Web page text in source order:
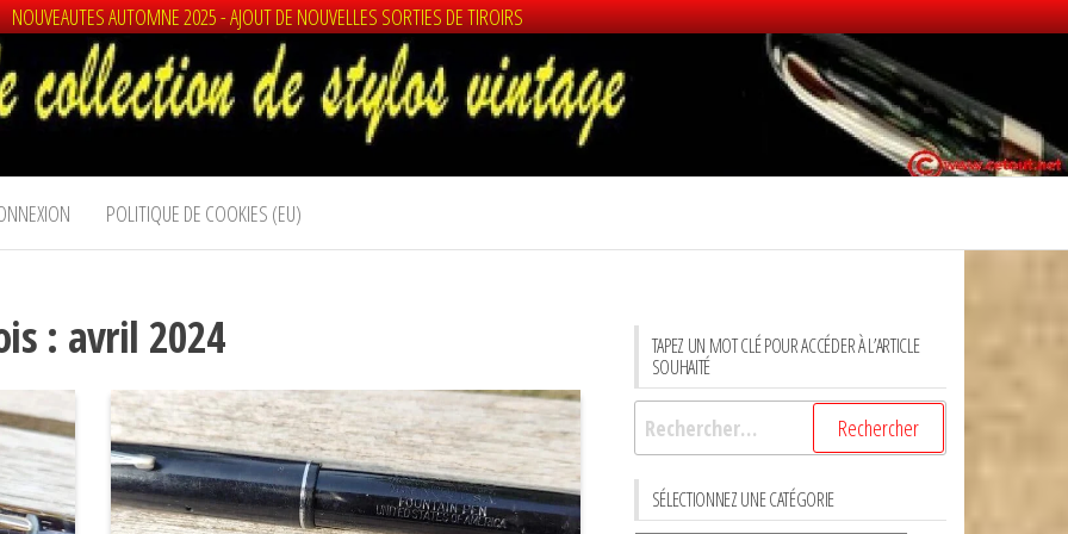
NOUVEAUTES AUTOMNE 2025 - AJOUT DE NOUVELLES SORTIES DE TIROIRS
POLITIQUE DE COOKIES (EU)
: avril 2024
TAPEZ UN MOT CLÉ POUR ACCÉDER À L’ARTICLE
SOUHAITÉ
Rechercher :
SÉLECTIONNEZ UNE CATÉGORIE